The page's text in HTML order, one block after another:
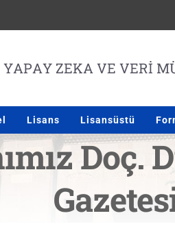
Lisans Lisansüstü
Doç.